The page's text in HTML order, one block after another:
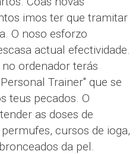
imos ter que tramitar
O noso esforzo
actual efectividade.
ordenador terás
Trainer" que se
teus pecados. O
as doses de
cursos de ioga,
da pel.